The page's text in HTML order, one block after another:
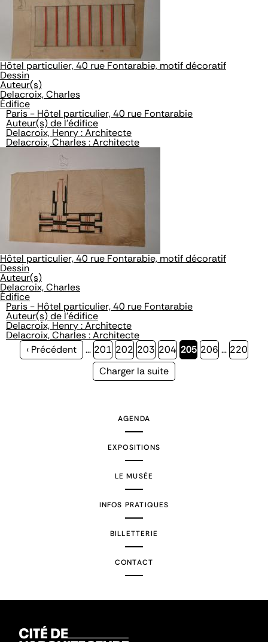
Hôtel particulier, 40 rue Fontarabie, motif décoratif
Dessin
Auteur(s)
Delacroix, Charles
Édifice
Paris - Hôtel particulier, 40 rue Fontarabie
Auteur(s) de l'édifice
Delacroix, Henry : Architecte
Delacroix, Charles : Architecte
Hôtel particulier, 40 rue Fontarabie, motif décoratif
Dessin
Auteur(s)
Delacroix, Charles
Édifice
Paris - Hôtel particulier, 40 rue Fontarabie
Auteur(s) de l'édifice
Delacroix, Henry : Architecte
Delacroix, Charles : Architecte
Page
‹ Précédent … Page
201 Page
202 Page
203 Page
204 Page
205 Page
206 … Page
220
Page
Charger la suite
AGENDA
EXPOSITIONS
LE MUSÉE
INFOS PRATIQUES
BILLETTERIE
CONTACT